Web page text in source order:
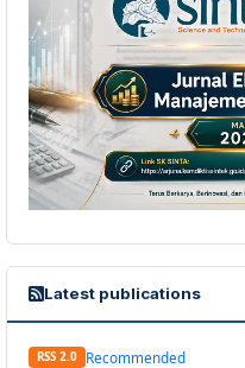
Latest publications
RSS 2.0 Recommended